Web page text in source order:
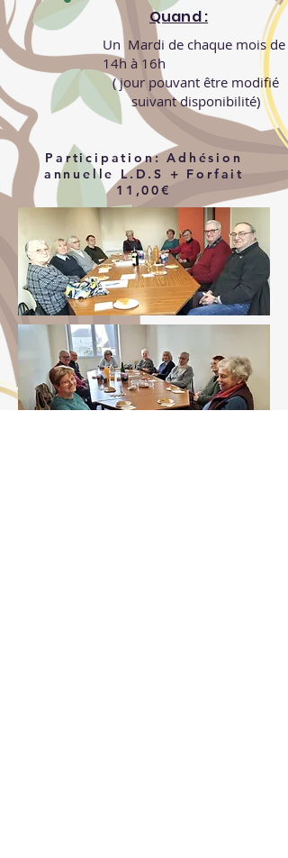
Quand :
Un Mardi de chaque mois de
14h à 16h
( jour pouvant être modifié
suivant disponibilité)
Participation: Adhésion
annuelle L.D.S + Forfait
11,00€